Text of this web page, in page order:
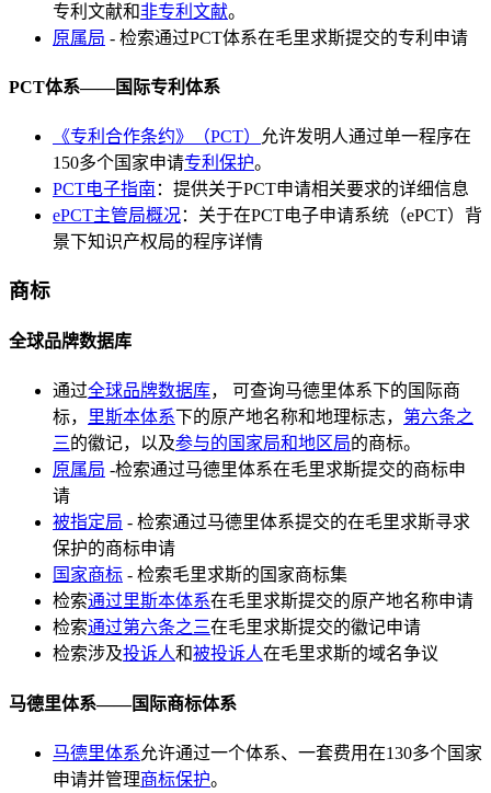
专利文献和非专利文献。
原属局 - 检索通过PCT体系在毛里求斯提交的专利申请
PCT体系——国际专利体系
《专利合作条约》（PCT）
允许发明人通过单一程序在
150多个国家申请专利保护。
PCT电子指南 ：提供关于PCT申请相关要求的详细信息
ePCT主管局概况：关于在PCT电子申请系统（ePCT）背
景下知识产权局的程序详情
商标
全球品牌数据库
通过全球品牌数据库， 可查询马德里体系下的国际商
标，
里斯本体系下的原产地名称和地理标志， 第六条之
三的徽记，以及参与的国家局和地区局的商标。
原属局 -检索通过马德里体系在毛里求斯提交的商标申
请
被指定局 - 检索通过马德里体系提交的在毛里求斯寻求
保护的商标申请
国家商标 - 检索毛里求斯的国家商标集
检索通过里斯本体系在毛里求斯提交的原产地名称申请
检索通过第六条之三在毛里求斯提交的徽记申请
检索涉及投诉人和被投诉人在毛里求斯的域名争议
马德里体系——国际商标体系
马德里体系允许通过一个体系、一套费用在130多个国家
申请并管理商标保护。